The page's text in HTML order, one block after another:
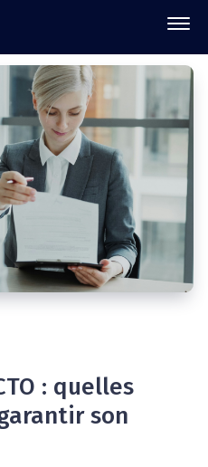
: quelles
son